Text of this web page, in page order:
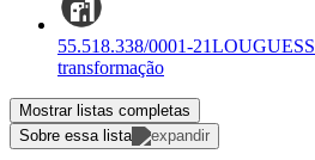
55.518.338/0001-21LOUGUESS
transformação
Mostrar listas completas
Sobre essa lista